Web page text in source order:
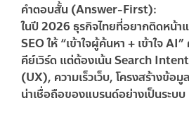
คำตอบสั้น (Answer-First):
ในปี 2026 ธุรกิจไทยที่อยากติดหน้า
SEO ให้ “เข้าใจผู้ค้นหา + เข้าใจ
คีย์เวิร์ด แต่ต้องเน้น Search
(UX), ความเร็วเว็บ, โครงสร้างข้อ
น่าเชื่อถือของแบรนด์อย่างเป็นระบบ